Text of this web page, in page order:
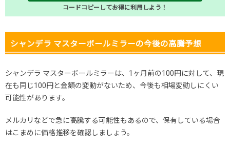
コードコピーしてお得に利用しよう！
シャンデラ マスターボールミラーの今後の高騰予想
シャンデラ マスターボールミラーは、1ヶ月前の100円に対して、現
在も同じ100円と金額の変動がないため、今後も相場変動しにくい
可能性があります。
メルカリなどで急に高騰する可能性もあるので、保有している場合
はこまめに価格推移を確認しましょう。